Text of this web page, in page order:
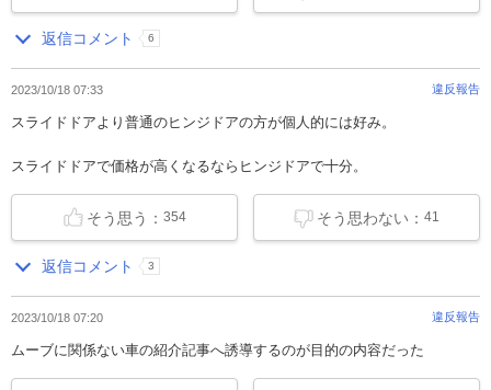
返信コメント 6
2023/10/18 07:33 違反報告
スライドドアより普通のヒンジドアの方が個人的には好み。
スライドドアで価格が高くなるならヒンジドアで十分。
そう思わない： 41
そう思う： 354
返信コメント 3
2023/10/18 07:20 違反報告
ムーブに関係ない車の紹介記事へ誘導するのが目的の内容だった